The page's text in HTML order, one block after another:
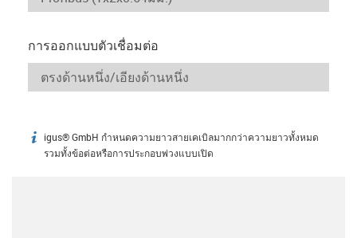
การออกแบบตัวเชื่อมต่อ
igus-icon-info
igus® GmbH กำหนดความยาวสายเคเบิลมากกว่าความยาวทั้งหมด
รวมทั้งข้อต่อหรือการประกอบพ่วงแบบเปิด